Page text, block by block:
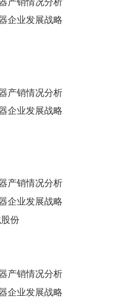
企业发展战略
产销情况分析
企业发展战略
产销情况分析
企业发展战略
份
产销情况分析
企业发展战略